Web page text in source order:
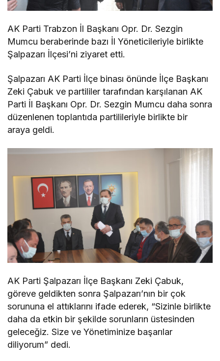
AK Parti Trabzon İl Başkanı Opr. Dr. Sezgin
Mumcu beraberinde bazı İl Yöneticileriyle birlikte
Şalpazarı İlçesi’ni ziyaret etti.
Şalpazarı AK Parti İlçe binası önünde İlçe Başkanı
Zeki Çabuk ve partililer tarafından karşılanan AK
Parti İl Başkanı Opr. Dr. Sezgin Mumcu daha sonra
düzenlenen toplantıda partilileriyle birlikte bir
araya geldi.
AK Parti Şalpazarı İlçe Başkanı Zeki Çabuk,
göreve geldikten sonra Şalpazarı’nın bir çok
sorununa el attıklarını ifade ederek, “Sizinle birlikte
daha da etkin bir şekilde sorunların üstesinden
geleceğiz. Size ve Yönetiminize başarılar
diliyorum” dedi.